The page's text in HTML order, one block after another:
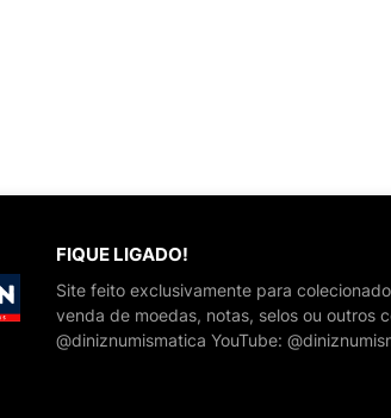
FIQUE LIGADO!
Site feito exclusivamente para
venda de moedas, notas, selos ou outros
@diniznumismatica YouTube: